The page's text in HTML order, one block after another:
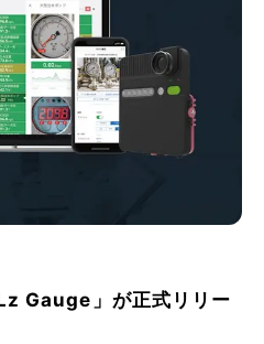
Gauge」が正式リリー